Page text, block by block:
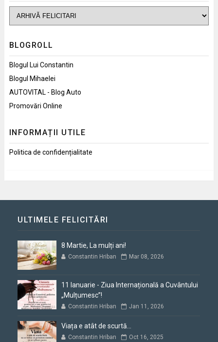
BLOGROLL
Blogul Lui Constantin
Blogul Mihaelei
AUTOVITAL - Blog Auto
Promovări Online
INFORMAȚII UTILE
Politica de confidențialitate
ULTIMELE FELICITĂRI
8 Martie, La mulți ani!
Constantin Hriban Mar 08, 2026
11 Ianuarie - Ziua Internațională a Cuvântului
„Mulțumesc”!
Constantin Hriban Jan 11, 2026
Viața e atât de scurtă...
Constantin Hriban Oct 16, 2025